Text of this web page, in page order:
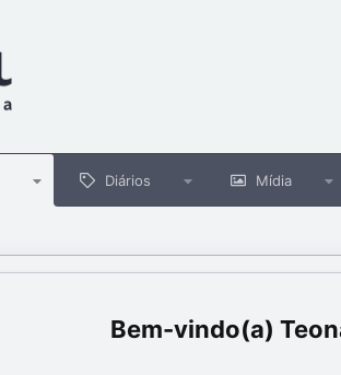
Diários Mídia